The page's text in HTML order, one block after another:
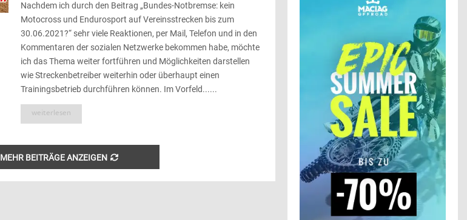
Nachdem ich durch den Beitrag „Bundes-Notbremse: kein
Motocross und Endurosport auf Vereinsstrecken bis zum
30.06.2021?“ sehr viele Reaktionen, per Mail, Telefon und in den
Kommentaren der sozialen Netzwerke bekommen habe, möchte
ich das Thema weiter fortführen und Möglichkeiten darstellen
wie Streckenbetreiber weiterhin oder überhaupt einen
Trainingsbetrieb durchführen können. Im Vorfeld......
weiterlesen
MEHR BEITRÄGE ANZEIGEN
H